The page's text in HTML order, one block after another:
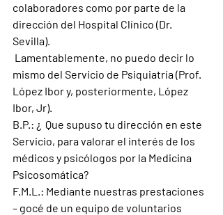
colaboradores como por parte de la
dirección del Hospital Clínico (Dr.
Sevilla).
Lamentablemente, no puedo decir lo
mismo del Servicio de Psiquiatría (Prof.
López Ibor y, posteriormente, López
Ibor, Jr).
B.P.: ¿ Que supuso tu dirección en este
Servicio, para valorar el interés de los
médicos y psicólogos por la Medicina
Psicosomática?
F.M.L.: Mediante nuestras prestaciones
– gocé de un equipo de voluntarios